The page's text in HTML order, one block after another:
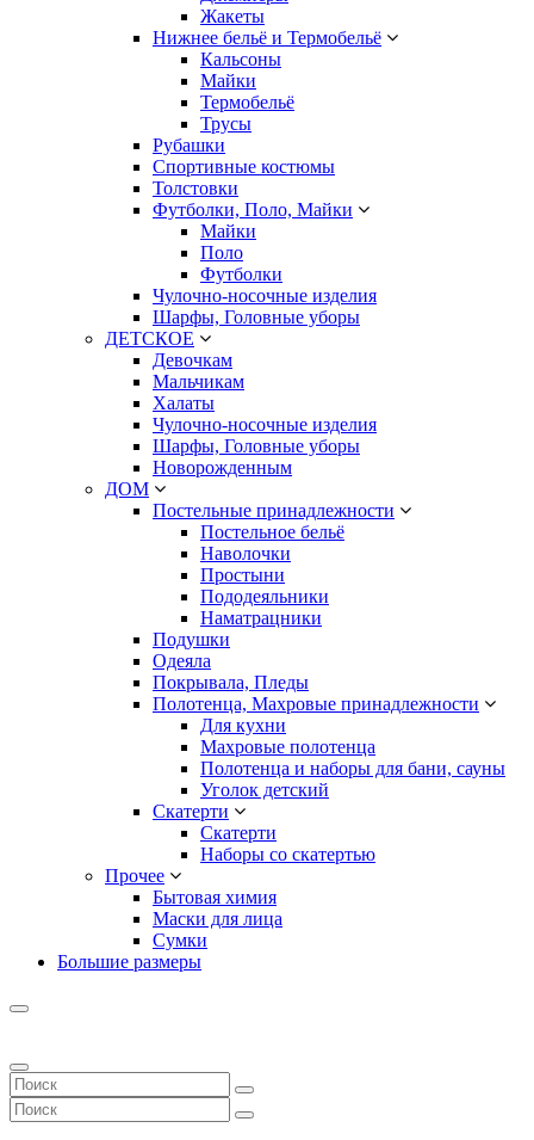
Жакеты
Нижнее бельё и Термобельё
Кальсоны
Майки
Термобельё
Трусы
Рубашки
Спортивные костюмы
Толстовки
Футболки, Поло, Майки
Майки
Поло
Футболки
Чулочно-носочные изделия
Шарфы, Головные уборы
ДЕТСКОЕ
Девочкам
Мальчикам
Халаты
Чулочно-носочные изделия
Шарфы, Головные уборы
Новорожденным
ДОМ
Постельные принадлежности
Постельное бельё
Наволочки
Простыни
Пододеяльники
Наматрацники
Подушки
Одеяла
Покрывала, Пледы
Полотенца, Махровые принадлежности
Для кухни
Махровые полотенца
Полотенца и наборы для бани, сауны
Уголок детский
Скатерти
Скатерти
Наборы со скатертью
Прочее
Бытовая химия
Маски для лица
Сумки
Большие размеры